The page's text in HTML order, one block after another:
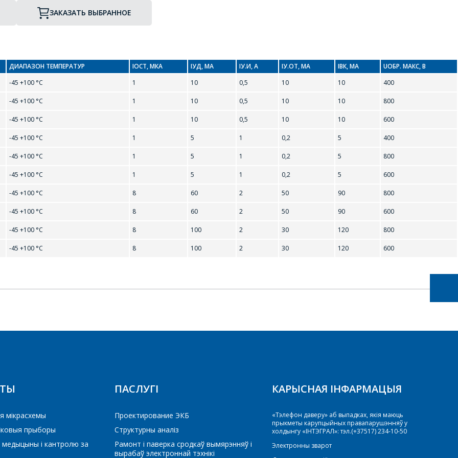
BTA208-800B
ЗАКАЗАТЬ ВЫБРАННОЕ
ДИАПАЗОН ТЕМПЕРАТУР IОСТ, МКА IУД, МА IУ.И, А IУ.ОТ, МА IВК, МА
UОБР. МАКС, В
-45 +100 °С 1 10 0,5 10 10 400
-45 +100 °С 1 10 0,5 10 10 800
-45 +100 °С 1 10 0,5 10 10 600
-45 +100 °С 1 5 1 0,2 5 400
-45 +100 °С 1 5 1 0,2 5 800
-45 +100 °С 1 5 1 0,2 5 600
-45 +100 °С 8 60 2 50 90 800
-45 +100 °С 8 60 2 50 90 600
-45 +100 °С 8 100 2 30 120 800
-45 +100 °С 8 100 2 30 120 600
мікрасхемы
прыборы
і кантролю за
ПАСЛУГІ
Проектирование ЭКБ
Структурны аналіз
Рамонт і паверка сродкаў вымярэнняў і
вырабаў электроннай тэхнікі
КАРЫСНАЯ ІНФАРМАЦЫЯ
«Тэлефон даверу» аб выпадках, якія маюць
прыкметы карупцыйных правапарушэнняў у
холдынгу «ІНТЭГРАЛ»: тэл.(+37517) 234-10-50
Электронны зварот
ЗАДАЦЬ ВАПРОС
АДКАЖУЦЬ НА ВАШЫ ПЫТАННІ,
РАЗЛІЧАЦЬ КОШТ ПАСЛУГ І
ПАДРЫХТУЮЦЬ ІНДЫВІДУАЛЬНАЕ
КАМЕРЦЫЙНАЕ ПРАПАНОВУ.
Ваша імя*
Які цікавіць тавар/паслуга